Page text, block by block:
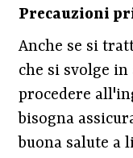
Precauzioni
Anche se si
che si svolge
procedere
bisogna
buona salute a